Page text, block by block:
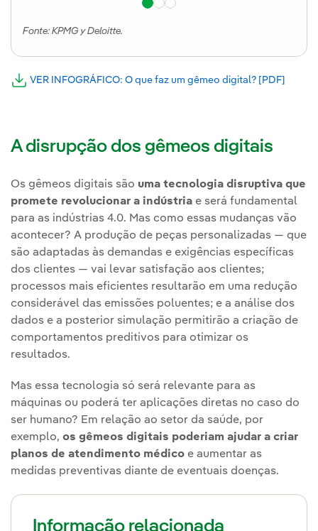
Fonte: KPMG y Deloitte.
Link externo, abra em uma nova aba.
VER INFOGRÁFICO: O que faz um gêmeo digital? [PDF]
A disrupção dos gêmeos digitais
Os gêmeos digitais são uma tecnologia disruptiva que
promete revolucionar a indústria e será fundamental
para as indústrias 4.0. Mas como essas mudanças vão
acontecer? A produção de peças personalizadas — que
são adaptadas às demandas e exigências específicas
dos clientes — vai levar satisfação aos clientes;
processos mais eficientes resultarão em uma redução
considerável das emissões poluentes; e a análise dos
dados e a posterior simulação permitirão a criação de
comportamentos preditivos para otimizar os
resultados.
Mas essa tecnologia só será relevante para as
máquinas ou poderá ter aplicações diretas no caso do
ser humano? Em relação ao setor da saúde, por
exemplo, os gêmeos digitais poderiam ajudar a criar
planos de atendimento médico e aumentar as
medidas preventivas diante de eventuais doenças.
Informação relacionada